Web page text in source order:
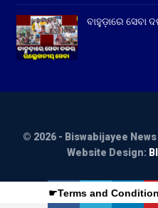
ବାହୁଡ଼ାରେ ସେବା
© 2026 - Biswabijayee
Website Design:
☛Terms and